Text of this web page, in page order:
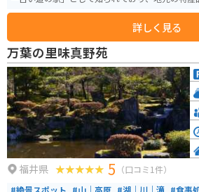
しています。 施設内にはレストランもあり、地元産のそばを使ったそば定食
いるので安心です。また、周辺には、日本海や
トも多いので、ツーリングの休憩場所としても最適です。 道の駅
元の文化や食に触れられる場所として、観光客だ
されています。
詳しく見る
万葉の里味真野苑
福井県 5 （口コミ1件）